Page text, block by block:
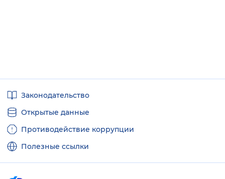
ссылкиЗаконодательство
Открытые данные
Противодействие коррупции
Полезные ссылки